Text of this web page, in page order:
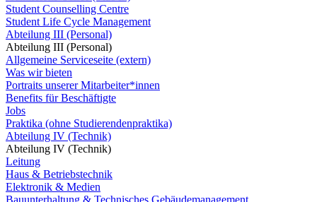
Student Counselling Centre
Student Life Cycle Management
Abteilung III (Personal)
Abteilung III (Personal)
Allgemeine Serviceseite (extern)
Was wir bieten
Portraits unserer Mitarbeiter*innen
Benefits für Beschäftigte
Jobs
Praktika (ohne Studierendenpraktika)
Abteilung IV (Technik)
Abteilung IV (Technik)
Leitung
Haus & Betriebstechnik
Elektronik & Medien
Bauunterhaltung & Technisches Gebäudemanagement